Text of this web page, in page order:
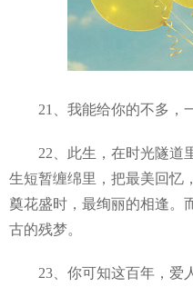
21、我能给你的不多，一
22、此生，在时光隧道
生短暂缠绵里，把最美回忆
奠花盛时，最绚丽的相逢
古的残梦。
23、你可知这百年，爱人